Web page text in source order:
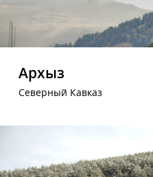
Архыз
Северный Кавказ